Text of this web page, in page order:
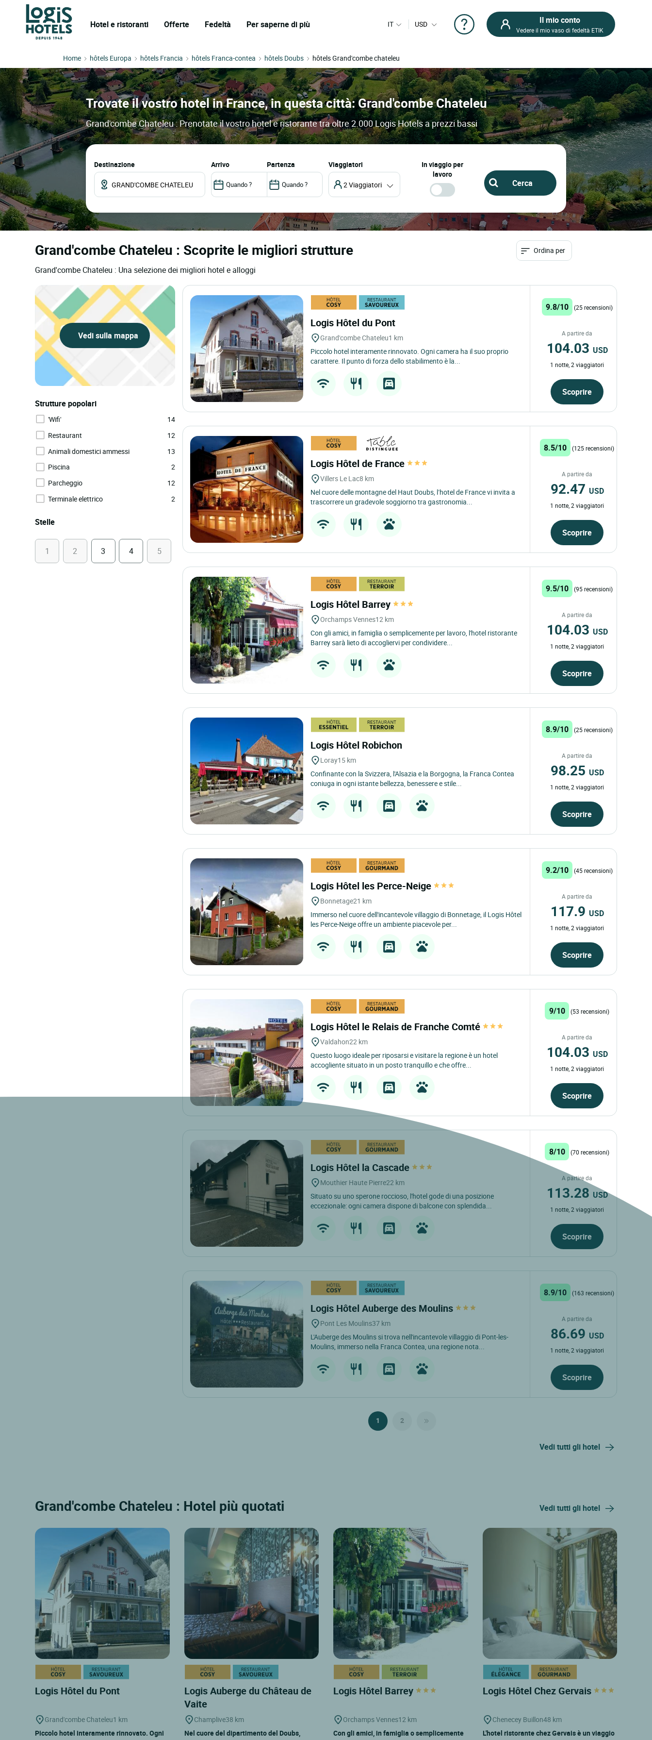
Hotel e ristoranti Offerte Fedeltà Per saperne di più IT USD Il mio conto
Vedere il mio vaso di fedeltà ETIK
Home hôtels Europa hôtels Francia hôtels Franca-contea hôtels Doubs hôtels Grand'combe chateleu
Trovate il vostro hotel in France, in questa città: Grand'combe Chateleu
Grand'combe Chateleu : Prenotate il vostro hotel e ristorante tra oltre 2.000 Logis Hotels a prezzi bassi
Destinazione arrivo partenza Viaggiatori
2 Viaggiatori
In viaggio per
lavoro
Grand'combe Chateleu : Scoprite le migliori strutture
Grand'combe Chateleu : Una selezione dei migliori hotel e alloggi
Ordina per
Vedi sulla mappa
Strutture popolari
'Wifi'
14
Restaurant
12
Animali domestici ammessi
13
Piscina
2
Parcheggio
12
Terminale elettrico
2
Stelle
1 2 3 4 5
Logis Hôtel du Pont
Grand'combe Chateleu1 km
Piccolo hotel interamente rinnovato. Ogni camera ha il suo proprio
carattere. Il punto di forza dello stabilimento è la...
9.8/10 (25 recensioni)
A partire da
104.03 USD
1 notte, 2 viaggiatori
Scoprire
Logis Hôtel de France
Villers Le Lac8 km
Nel cuore delle montagne del Haut Doubs, l’hotel de France vi invita a
trascorrere un gradevole soggiorno tra gastronomia...
8.5/10 (125 recensioni)
A partire da
92.47 USD
1 notte, 2 viaggiatori
Scoprire
Logis Hôtel Barrey
Orchamps Vennes12 km
Con gli amici, in famiglia o semplicemente per lavoro, l'hotel ristorante
Barrey sarà lieto di accogliervi per condividere...
9.5/10 (95 recensioni)
A partire da
104.03 USD
1 notte, 2 viaggiatori
Scoprire
Logis Hôtel Robichon
Loray15 km
Confinante con la Svizzera, l'Alsazia e la Borgogna, la Franca Contea
coniuga in ogni istante bellezza, benessere e stile...
8.9/10 (25 recensioni)
A partire da
98.25 USD
1 notte, 2 viaggiatori
Scoprire
Logis Hôtel les Perce-Neige
Bonnetage21 km
Immerso nel cuore dell'incantevole villaggio di Bonnetage, il Logis Hôtel
les Perce-Neige offre un ambiente piacevole per...
9.2/10 (45 recensioni)
A partire da
117.9 USD
1 notte, 2 viaggiatori
Scoprire
Logis Hôtel le Relais de Franche Comté
Valdahon22 km
Questo luogo ideale per riposarsi e visitare la regione è un hotel
accogliente situato in un posto tranquillo e che offre...
9/10 (53 recensioni)
A partire da
104.03 USD
1 notte, 2 viaggiatori
Scoprire
Logis Hôtel la Cascade
Mouthier Haute Pierre22 km
Situato su uno sperone roccioso, l'hotel gode di una posizione
eccezionale: ogni camera dispone di balcone con splendida...
8/10 (70 recensioni)
A partire da
113.28 USD
1 notte, 2 viaggiatori
Scoprire
Logis Hôtel Auberge des Moulins
Pont Les Moulins37 km
L'Auberge des Moulins si trova nell'incantevole villaggio di Pont-les-
Moulins, immerso nella Franca Contea, una regione nota...
8.9/10 (163 recensioni)
A partire da
86.69 USD
1 notte, 2 viaggiatori
Scoprire
1 2
Vedi tutti gli hotel
Grand'combe Chateleu : Hotel più quotati Vedi tutti gli hotel
Logis Hôtel du Pont
Grand'combe Chateleu1 km
Piccolo hotel interamente rinnovato. Ogni
Logis Auberge du Château de
Vaite
Champlive38 km
Nel cuore del dipartimento del Doubs,
Logis Hôtel Barrey
Orchamps Vennes12 km
Con gli amici, in famiglia o semplicemente
Logis Hôtel Chez Gervais
Chenecey Buillon48 km
L'hotel ristorante chez Gervais è un viaggio